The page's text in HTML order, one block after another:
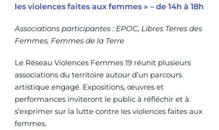
les violences faites aux femmes » – de 14h à 18h
Associations participantes : EPOC, Libres Terres des
Femmes, Femmes de la Terre
Le Réseau Violences Femmes 19 réunit plusieurs
associations du territoire autour d’un parcours
artistique engagé. Expositions, œuvres et
performances inviteront le public à réfléchir et à
s’exprimer sur la lutte contre les violences faites aux
femmes.